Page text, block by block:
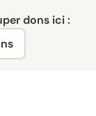
dons ici :